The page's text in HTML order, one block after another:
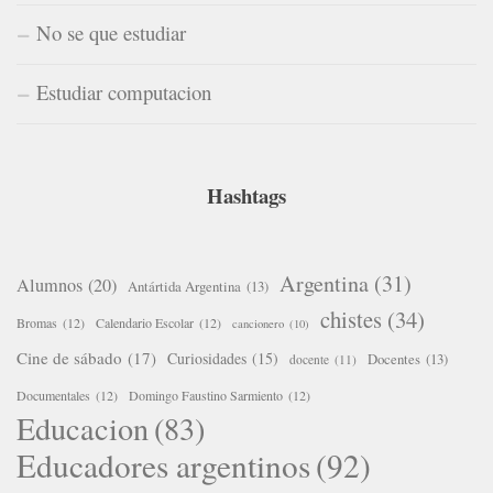
No se que estudiar
Estudiar computacion
Hashtags
Alumnos (20) Antártida Argentina (13) Argentina (31)
Bromas (12) Calendario Escolar (12) cancionero (10) chistes (34)
Cine de sábado (17) Curiosidades (15) docente (11) Docentes (13)
Documentales (12) Domingo Faustino Sarmiento (12)
Educacion(83)
Educadores argentinos(92)